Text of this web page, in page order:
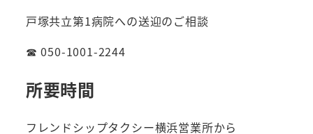
戸塚共立第1病院への送迎のご相談
☎ 050-1001-2244
所要時間
フレンドシップタクシー横浜営業所から